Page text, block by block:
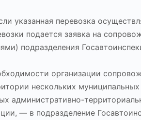
указанная перевозка
подается заявка на
подразделения
организации
нескольких
административно-
— в подразделение